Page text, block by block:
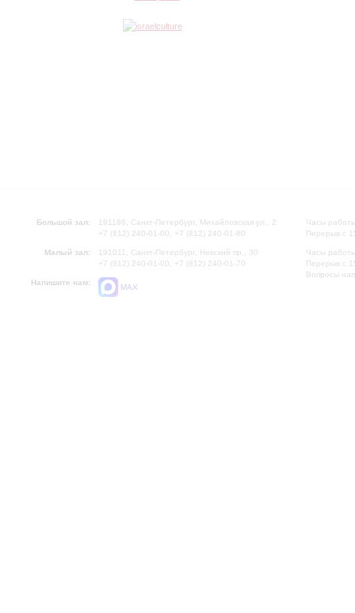
Большой зал:
191186, Санкт-Петербург, Михайловская ул., 2
+7 (812) 240-01-00, +7 (812) 240-01-80
Малый зал:
191011, Санкт-Петербург, Невский пр., 30
+7 (812) 240-01-00, +7 (812) 240-01-70
Напишите нам:
MAX
Часы
Перерыв с
Часы
Перерыв с
Вопросы